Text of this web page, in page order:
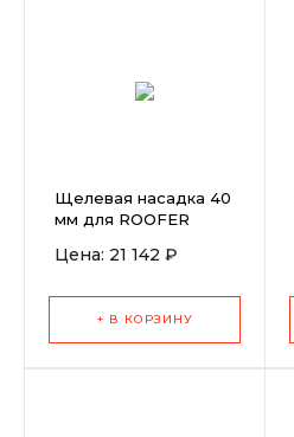
Щелевая насадка 40
мм для ROOFER
Цена: 21 142 ₽
+ В КОРЗИНУ